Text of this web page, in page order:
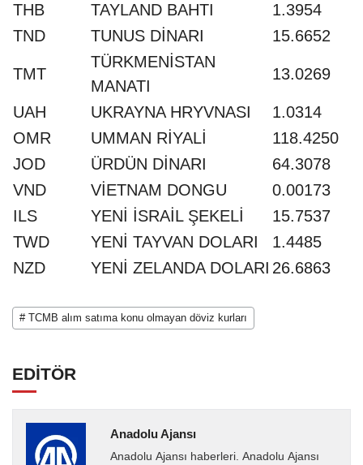
THB TAYLAND BAHTI
1.3954
TND
TUNUS DİNARI 15.6652
TMT
TÜRKMENİSTAN
MANATI
13.0269
UAH UKRAYNA HRYVNASI
1.0314
OMR
UMMAN RİYALİ
118.4250
JOD
ÜRDÜN DİNARI
64.3078
VND
VİETNAM DONGU
0.00173
ILS
YENİ İSRAİL ŞEKELİ
15.7537
TWD
YENİ TAYVAN DOLARI
1.4485
NZD
YENİ ZELANDA DOLARI 26.6863
# TCMB alım satıma konu olmayan döviz kurları
EDİTÖR
Anadolu Ajansı
Anadolu Ajansı haberleri. Anadolu Ajansı